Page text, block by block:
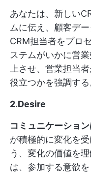
あなたは、新しい
ムに伝え、顧客デ
CRM担当者をプロ
ステムがいかに営
上させ、営業担当
役立つかを強調する
2.Desire
コミュニケーショ
が積極的に変化を
う、変化の価値を
は、参加する意欲